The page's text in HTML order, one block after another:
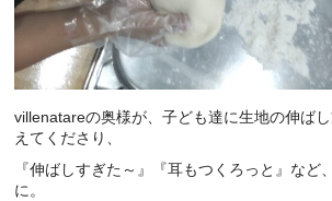
villenatareの奥様が、子ども達に生地の伸ば
えてくださり、
『伸ばしすぎた～』『耳もつくろっと』など
に。